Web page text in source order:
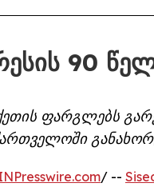
90
ფარგლებს
/ --